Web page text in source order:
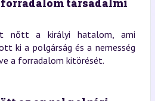
társadalmi
nőtt a királyi hatalom, ami
ki a polgárság és a nemesség
a forradalom kitörését.